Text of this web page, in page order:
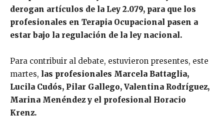
derogan artículos de la Ley 2.079, para que los
profesionales en Terapia Ocupacional pasen a
estar bajo la regulación de la ley nacional.
Para contribuir al debate, estuvieron presentes, este
martes, las profesionales Marcela Battaglia,
Lucila Cudós, Pilar Gallego, Valentina Rodríguez,
Marina Menéndez y el profesional Horacio
Krenz.